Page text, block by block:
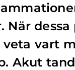
När dessa
vart
Akut